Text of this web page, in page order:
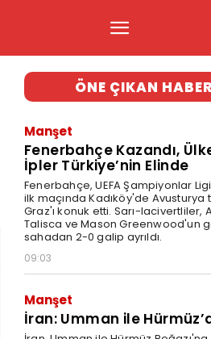
ÖNE ÇIKAN
Manşet
Fenerbahçe Kazandı,
İpler Türkiye’nin Elinde
Fenerbahçe, UEFA Şampiyonlar
ilk maçında Kadıköy'de Avusturya
Graz'ı konuk etti. Sarı-lacivertliler,
Talisca ve Mason Greenwood'un
sahadan 2-0 galip ayrıldı.
09:03
Manşet
İran: Umman ile